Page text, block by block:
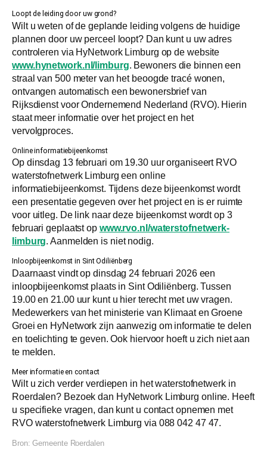
Loopt de leiding door uw grond?
Wilt u weten of de geplande leiding volgens de huidige
plannen door uw perceel loopt? Dan kunt u uw adres
controleren via HyNetwork Limburg op de website
www.hynetwork.nl/limburg. Bewoners die binnen een
straal van 500 meter van het beoogde tracé wonen,
ontvangen automatisch een bewonersbrief van
Rijksdienst voor Ondernemend Nederland (RVO). Hierin
staat meer informatie over het project en het
vervolgproces.
Online informatiebijeenkomst
Op dinsdag 13 februari om 19.30 uur organiseert RVO
waterstofnetwerk Limburg een online
informatiebijeenkomst. Tijdens deze bijeenkomst wordt
een presentatie gegeven over het project en is er ruimte
voor uitleg. De link naar deze bijeenkomst wordt op 3
februari geplaatst op www.rvo.nl/waterstofnetwerk-
limburg. Aanmelden is niet nodig.
Inloopbijeenkomst in Sint Odiliënberg
Daarnaast vindt op dinsdag 24 februari 2026 een
inloopbijeenkomst plaats in Sint Odiliënberg. Tussen
19.00 en 21.00 uur kunt u hier terecht met uw vragen.
Medewerkers van het ministerie van Klimaat en Groene
Groei en HyNetwork zijn aanwezig om informatie te delen
en toelichting te geven. Ook hiervoor hoeft u zich niet aan
te melden.
Meer informatie en contact
Wilt u zich verder verdiepen in het waterstofnetwerk in
Roerdalen? Bezoek dan HyNetwork Limburg online. Heeft
u specifieke vragen, dan kunt u contact opnemen met
RVO waterstofnetwerk Limburg via 088 042 47 47.
Bron:Gemeente Roerdalen